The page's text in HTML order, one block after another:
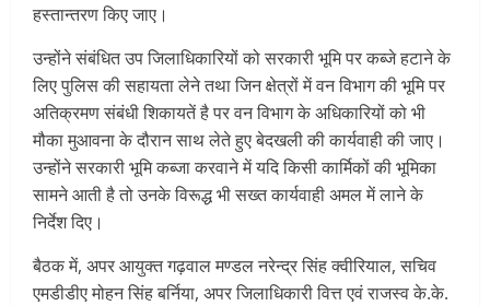
हस्तान्तरण किए जाए।
उन्होंने संबंधित उप जिलाधिकारियों को सरकारी भूमि पर कब्जे हटाने के
लिए पुलिस की सहायता लेने तथा जिन क्षेत्रों में वन विभाग की भूमि पर
अतिक्रमण संबंधी शिकायतें है पर वन विभाग के अधिकारियों को भी
मौका मुआवना के दौरान साथ लेते हुए बेदखली की कार्यवाही की जाए।
उन्होंने सरकारी भूमि कब्जा करवाने में यदि किसी कार्मिकों की भूमिका
सामने आती है तो उनके विरूद्ध भी सख्त कार्यवाही अमल में लाने के
निर्देश दिए।
बैठक में, अपर आयुक्त गढ़वाल मण्डल नरेन्द्र सिंह क्वीरियाल, सचिव
एमडीडीए मोहन सिंह बर्निया, अपर जिलाधिकारी वित्त एवं राजस्व के.के.